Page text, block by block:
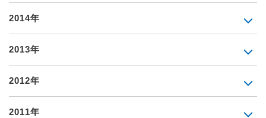
2014年
2013年
2012年
2011年